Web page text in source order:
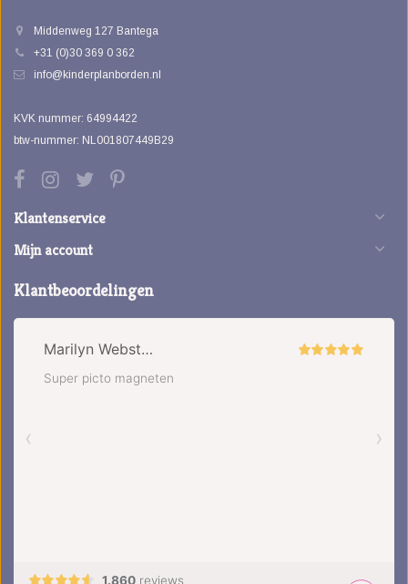
Middenweg 127 Bantega
+31 (0)30 369 0 362
info@kinderplanborden.nl
KVK nummer: 64994422
btw-nummer: NL001807449B29
Klantenservice
Mijn account
Klantbeoordelingen